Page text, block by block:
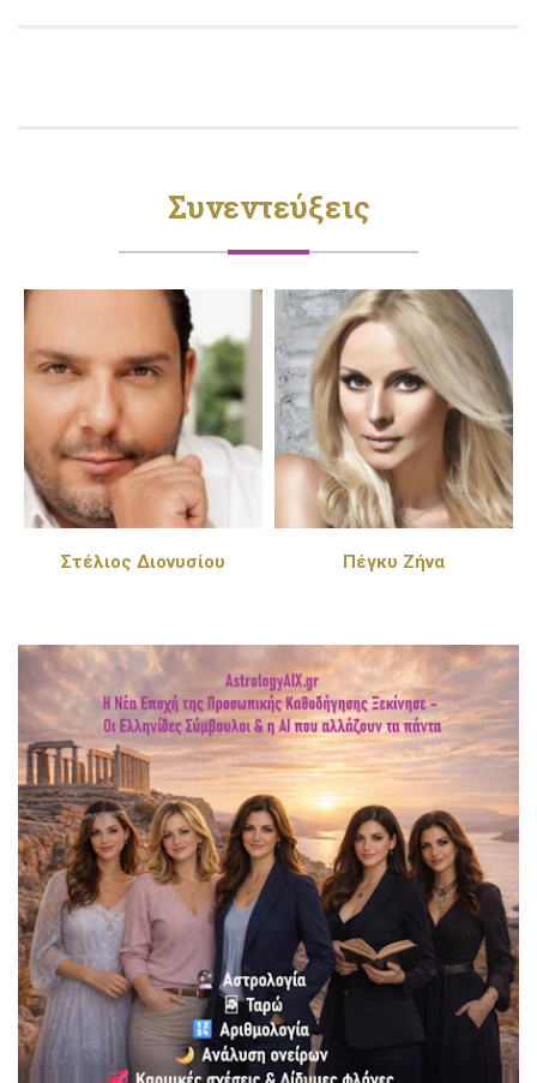
Συνεντεύξεις
Στέλιος Διονυσίου Πέγκυ Ζήνα